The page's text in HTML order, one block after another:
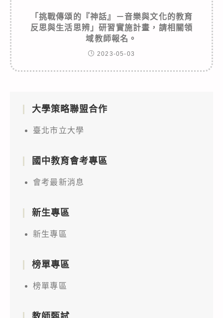
「挑戰傳頌的『神話』－音樂與文化的教育
反思與生活思辨」研習實施計畫，請相關領
域教師報名。
2023-05-03
大學策略聯盟合作
臺北市立大學
國中教育會考專區
會考最新消息
新生專區
新生專區
榜單專區
榜單專區